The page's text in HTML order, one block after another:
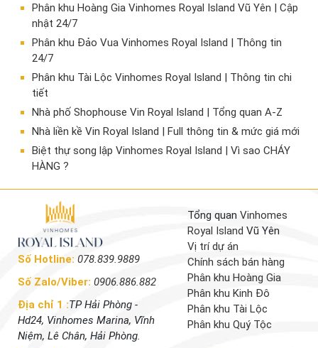
Phân khu Hoàng Gia Vinhomes Royal Island Vũ Yên | Cập
nhật 24/7
Phân khu Đảo Vua Vinhomes Royal Island | Thông tin
24/7
Phân khu Tài Lộc Vinhomes Royal Island | Thông tin chi
tiết
Nhà phố Shophouse Vin Royal Island | Tổng quan A-Z
Nhà liền kề Vin Royal Island | Full thông tin & mức giá mới
​Biệt thự song lập Vinhomes Royal Island | Vì sao CHÁY
HÀNG ?
Số Hotline: 078.839.9889
Số Zalo/Viber: 0906.886.882
Địa chỉ 1 :TP Hải Phòng -
Hd24, Vinhomes Marina, Vĩnh
Niệm, Lê Chân, Hải Phòng.
Tổng quan Vinhomes
Royal Island Vũ Yên
Vị trí dự án
Chính sách bán hàng
Phân khu Hoàng Gia
Phân khu Kinh Đô
Phân khu Tài Lộc
Phân khu Quý Tộc